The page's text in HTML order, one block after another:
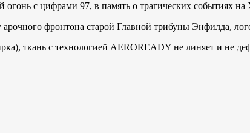
с цифрами 97, в память о трагических событиях на
фронтона старой Главной трибуны Энфилда,
ткань с технологией AEROREADY не линяет и не